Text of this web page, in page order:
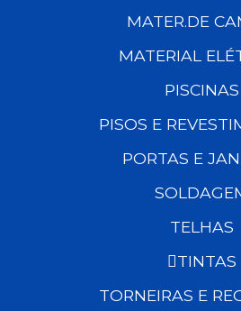
MATER.DE
MATERIAL
PISCINAS
PISOS E
PORTAS E
TELHAS
TINTAS
TORNEIRAS E